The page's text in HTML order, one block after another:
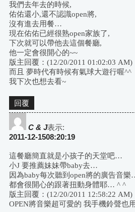
我們去年去的時候,
佑佑還小,還不認識open將,
沒有進去用餐…
現在佑佑已經很熟open家族了,
下次就可以帶他去這個餐廳,
他一定會很開心的~~
版主回覆：(12/20/2011 01:02:03 AM)
而且 夢時代有時候有氣球大遊行喔^^
我下次也想去看~
回覆
C & J表示:
2011-12-1508:20:19
這餐廳簡直就是小孩子的天堂吧…
小J 要推薦妹妹帶baby去…
因為baby每次聽到open將的廣告音
都會很開心的跟著扭動身體耶… ^ ^
版主回覆：(12/20/2011 12:58:22 AM)
OPEN將音樂超可愛的 我手機鈴聲也